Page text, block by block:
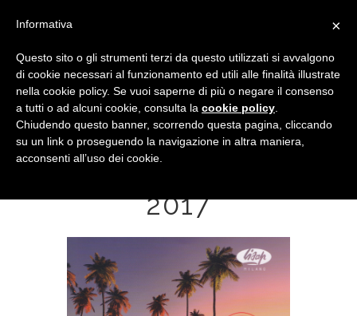
FERIE ESTIVE
2017
×
Informativa
Questo sito o gli strumenti terzi da questo utilizzati si avvalgono
di cookie necessari al funzionamento ed utili alle finalità illustrate
nella cookie policy. Se vuoi saperne di più o negare il consenso
a tutti o ad alcuni cookie, consulta la cookie policy
Chiudendo questo banner, scorrendo questa pagina, cliccando
su un link o proseguendo la navigazione in altra maniera,
acconsenti all’uso dei cookie.